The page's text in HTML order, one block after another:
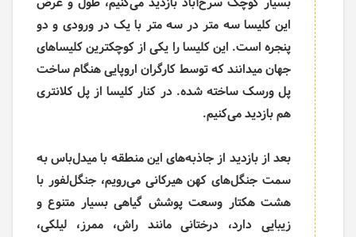
این کلیسا سه متر در سه متر با یک در ورودی و دو
پنجره است. این کلیسا را یکی از کوچکترین کلیساهای
جهان می­دانند که توسط کارگران اروپایی هنگام ساخت
پل ورسک ساخته شده. در کنار کلیسا از پل کلانتری
هم بازدید می‌­کنیم.
بعد از بازدید از جاذبه­‌های این منطقه با میدل‌باس به
سمت جنگل‌­های کهن هیرکانی می­‌رویم، جنگل­‌لفور با
هشت هکتار وسعت پوشش گیاهی بسیار متنوع و
زیبایی دارد، درختانی مانند راش، ممرز، لیلکی،